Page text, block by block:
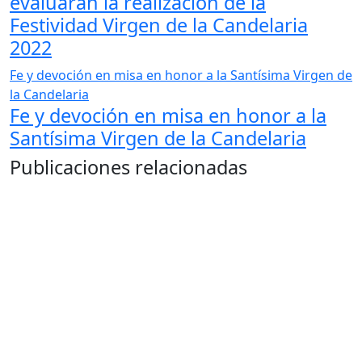
Festividad Virgen de la Candelaria
2022
Fe y devoción en misa en honor a la Santísima Virgen de
la Candelaria
Fe y devoción en misa en honor a la
Santísima Virgen de la Candelaria
Publicaciones relacionadas